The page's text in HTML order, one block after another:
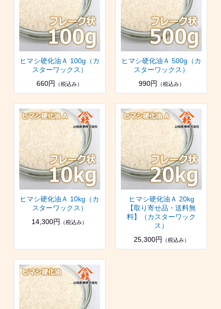
ヒマシ硬化油Ａ 100g（カ
スターワックス）
660円
（税込み）
ヒマシ硬化油Ａ 500g（カ
スターワックス）
990円
（税込み）
ヒマシ硬化油Ａ 10kg（カ
スターワックス）
14,300円
（税込み）
ヒマシ硬化油Ａ 20kg
【取り寄せ品・送料無
料】（カスターワック
ス）
25,300円
（税込み）